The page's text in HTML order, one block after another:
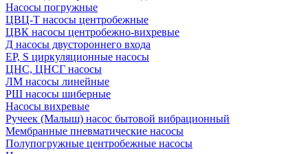
Насосы погружные
ЦВЦ-Т насосы центробежные
ЦВК насосы центробежно-вихревые
Д насосы двустороннего входа
EP, S циркуляционные насосы
ЦНС, ЦНСГ насосы
ЛМ насосы линейные
РШ насосы шиберные
Насосы вихревые
Ручеек (Малыш) насос бытовой вибрационный
Мембранные пневматические насосы
Полупогружные центробежные насосы